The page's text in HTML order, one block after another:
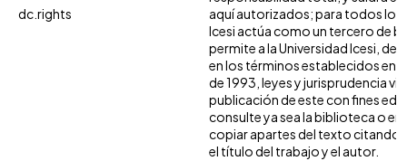
dc.rights
aquí autorizados; para todos los
Icesi actúa como un tercero de
permite a la Universidad Icesi, de
en los términos establecidos en
de 1993, leyes y jurisprudencia
publicación de este con fines
consulte ya sea la biblioteca o
copiar apartes del texto citando
el título del trabajo y el autor.